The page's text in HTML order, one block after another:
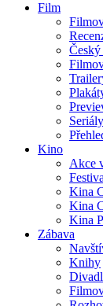
Film
Seriály
Kino
Akce
Kina
Kina
Kina
Zábava
Knihy